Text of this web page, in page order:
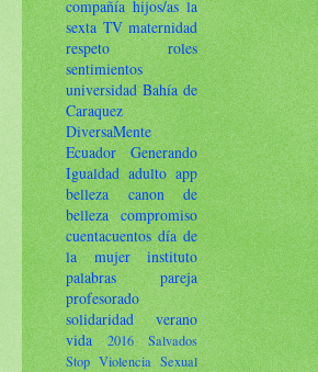
compañía hijos/as la
sexta TV maternidad
respeto
roles
sentimientos
universidad Bahía de
Caraquez
DiversaMente
Ecuador
Generando
Igualdad adulto app
belleza
canon de
belleza compromiso
cuentacuentos día de
la mujer
instituto
palabras
pareja
profesorado
solidaridad
verano
vida
2016
Salvados
Stop Violencia Sexual